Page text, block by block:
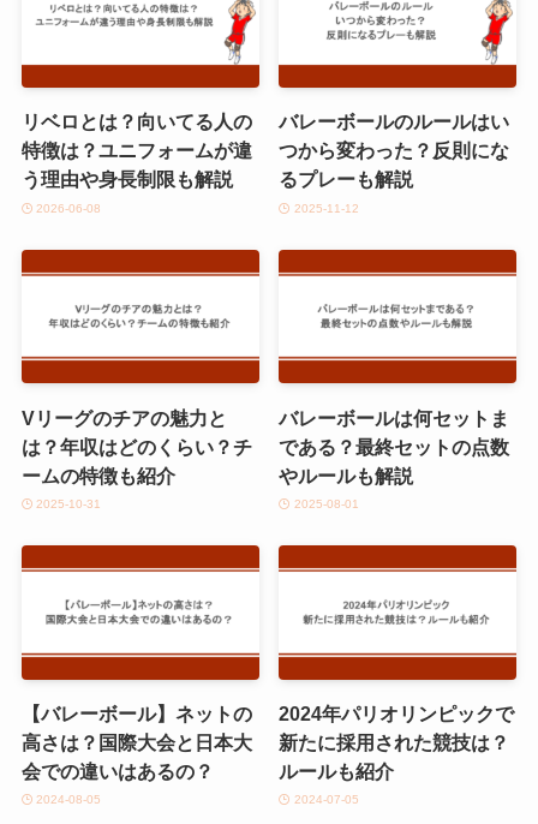
リベロとは？向いてる人の
特徴は？ユニフォームが違
う理由や身長制限も解説
2026-06-08
バレーボールのルールはい
つから変わった？反則にな
るプレーも解説
2025-11-12
Vリーグのチアの魅力と
は？年収はどのくらい？チ
ームの特徴も紹介
2025-10-31
バレーボールは何セットま
である？最終セットの点数
やルールも解説
2025-08-01
【バレーボール】ネットの
高さは？国際大会と日本大
会での違いはあるの？
2024-08-05
2024年パリオリンピックで
新たに採用された競技は？
ルールも紹介
2024-07-05